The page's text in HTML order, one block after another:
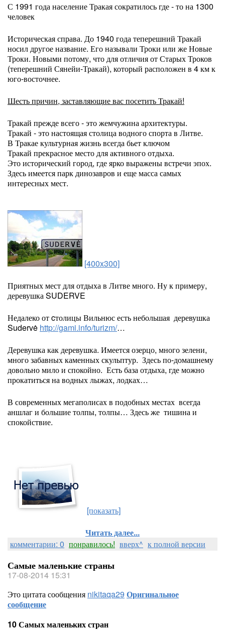
С 1991 года население Тракая сократилось где - то на 1300
человек
Историческая справа. До 1940 года теперешний Тракай
носил другое название. Его называли Троки или же Новые
Троки. Новыми потому, что для отличия от Старых Троков
(теперешний Сянейи-Тракай), который расположен в 4 км к
юго-восточнее.
Шесть причин, заставляющие вас посетить Тракай!
Тракай прежде всего - это жемчужина архитектуры.
Тракай - это настоящая столица водного спорта в Литве.
В Тракае культурная жизнь всегда бьет ключом
Тракай прекрасное место для активного отдыха.
Это исторический город, где ярко выражены встречи эпох.
Здесь имеется парк динозавров и еще масса самых
интересных мест.
[400x300]
Приятных мест для отдыха в Литве много. Ну к примеру,
деревушка SUDERVE
Недалеко от cтолицы Вильнюс есть небольшая деревушка
Sudervė http://gami.info/turizm/…
Деревушка как деревушка. Имеется озерцо, много зелени,
много забавных каменных скульптур. Здесь по-домашнему
довольно мило и спокойно. Есть база отдыха, где можно
прокатиться на водных лыжах, лодках…
В современных мегаполисах в подобных местах всегда
аншлаг и большие толпы, толпы… Здесь же тишина и
спокойствие.
[показать]
Читать далее...
комментарии: 0 понравилось! вверх^ к полной версии
Самые маленькие страны
17-08-2014 15:31
Это цитата сообщения nikitaqa29 Оригинальное
сообщение
10 Самых маленьких стран